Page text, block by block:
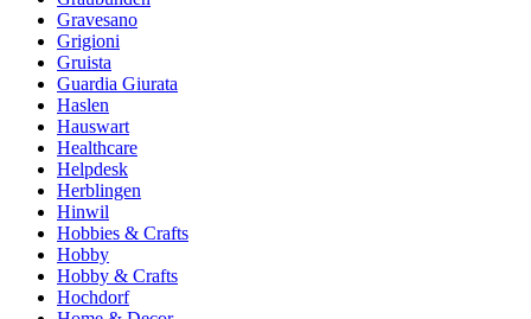
Gravesano
Grigioni
Gruista
Guardia Giurata
Haslen
Hauswart
Healthcare
Helpdesk
Herblingen
Hinwil
Hobbies & Crafts
Hobby
Hobby & Crafts
Hochdorf